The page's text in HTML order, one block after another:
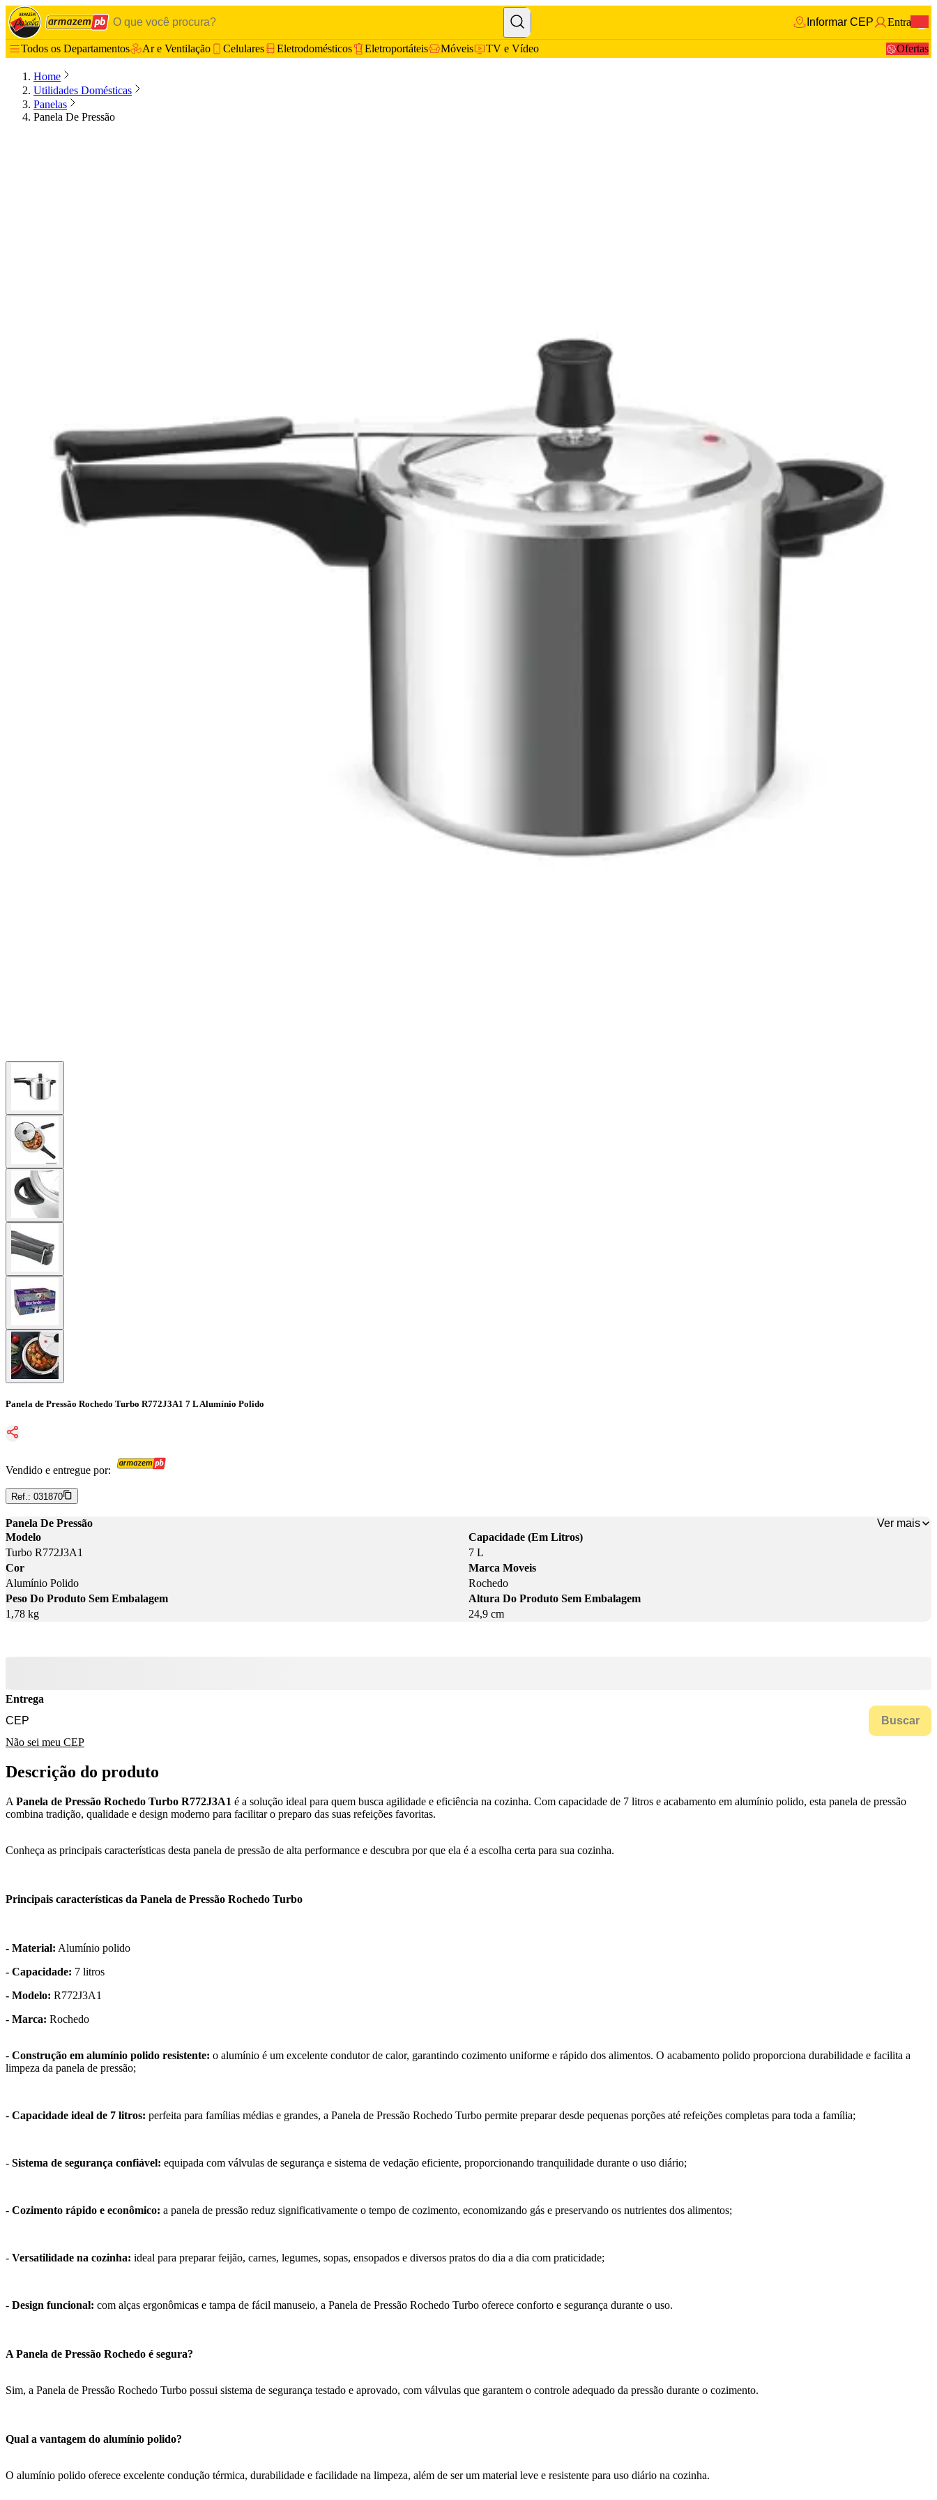
Informar CEP Entrar
Todos os Departamentos Ar e Ventilação Celulares Eletrodomésticos Eletroportáteis Móveis TV e Vídeo Ofertas
Home
Utilidades Domésticas
Panelas
Panela De Pressão
Panela de Pressão Rochedo Turbo R772J3A1 7 L Alumínio Polido
Vendido e entregue por:
Ref.: 031870
Panela De Pressão
Ver mais
Modelo
Turbo R772J3A1
Capacidade (Em Litros)
7 L
Cor
Alumínio Polido
Marca Moveis
Rochedo
Peso Do Produto Sem Embalagem
1,78 kg
Altura Do Produto Sem Embalagem
24,9 cm
Entrega
Buscar
Não sei meu CEP
Descrição do produto
A Panela de Pressão Rochedo Turbo R772J3A1 é a solução ideal para quem busca agilidade e eficiência na cozinha. Com capacidade de 7 litros e acabamento em alumínio polido, esta panela de pressão
combina tradição, qualidade e design moderno para facilitar o preparo das suas refeições favoritas.
Conheça as principais características desta panela de pressão de alta performance e descubra por que ela é a escolha certa para sua cozinha.
Principais características da Panela de Pressão Rochedo Turbo
- Material: Alumínio polido
- Capacidade: 7 litros
- Modelo: R772J3A1
- Marca: Rochedo
- Construção em alumínio polido resistente: o alumínio é um excelente condutor de calor, garantindo cozimento uniforme e rápido dos alimentos. O acabamento polido proporciona durabilidade e facilita a
limpeza da panela de pressão;
- Capacidade ideal de 7 litros: perfeita para famílias médias e grandes, a Panela de Pressão Rochedo Turbo permite preparar desde pequenas porções até refeições completas para toda a família;
- Sistema de segurança confiável: equipada com válvulas de segurança e sistema de vedação eficiente, proporcionando tranquilidade durante o uso diário;
- Cozimento rápido e econômico: a panela de pressão reduz significativamente o tempo de cozimento, economizando gás e preservando os nutrientes dos alimentos;
- Versatilidade na cozinha: ideal para preparar feijão, carnes, legumes, sopas, ensopados e diversos pratos do dia a dia com praticidade;
- Design funcional: com alças ergonômicas e tampa de fácil manuseio, a Panela de Pressão Rochedo Turbo oferece conforto e segurança durante o uso.
A Panela de Pressão Rochedo é segura?
Sim, a Panela de Pressão Rochedo Turbo possui sistema de segurança testado e aprovado, com válvulas que garantem o controle adequado da pressão durante o cozimento.
Qual a vantagem do alumínio polido?
O alumínio polido oferece excelente condução térmica, durabilidade e facilidade na limpeza, além de ser um material leve e resistente para uso diário na cozinha.